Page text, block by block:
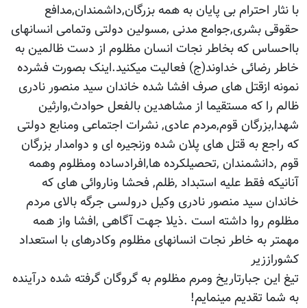
با نثار احترام بی پایان به همه بزرگان,داشمندان,مدافع
حقوقی بشری,جوامع مدنی ,مسولین دولتی وتمامی انسانهای
بااحساس که بخاطر نجات انسان مظلوم از دست ظالمین به
خاطر رضائی خداوند(ج) فعالیت میکنید.اینک بصورت فشرده
نمونه ازقتل های صرف افشا شده خاندان سید منصور نادری
ظالم را که مستقیما از مشاهدین بالفعل حوادث,وارثین
شهدا,بزرگان قوم,مردم عادی, نشرات اجتماعی ومنابع دولتی
که راجع به قتل های پلان شده وزنجیره ای و دوامدار بزرگان
قوم ,دانشمندان ,تحصیلکرده ها,افرادساده ومظلوم وهمه
آنانیکه فقط علیه استبداد ,ظلم, فحشا وناروائی های که
خاندان سید منصور نادری وکیل درولسی جرگه بالای مردم
مظلوم روا داشته است .ذیلا جهت آگاهی ,افشا واز همه
مهمتر به خاطر نجات انسانهای مظلوم وکادرهای با استعداد
کشوراززیر
تیغ این جبارتاریخ ومرم مظلوم به گروگان گرفته شده درآینده
به شما تقدیم مینمایم!